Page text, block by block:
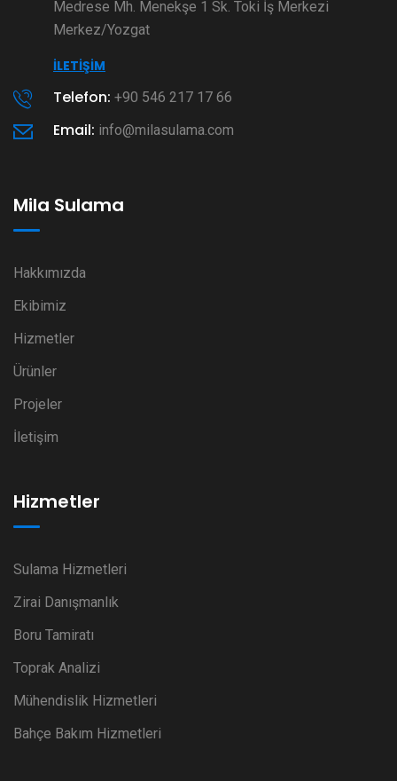
Medrese Mh. Menekşe 1 Sk. Toki İş Merkezi
Merkez/Yozgat
İLETIŞIM
Telefon: +90 546 217 17 66
Email: info@milasulama.com
Mila Sulama
Hakkımızda
Ekibimiz
Hizmetler
Ürünler
Projeler
İletişim
Hizmetler
Sulama Hizmetleri
Zirai Danışmanlık
Boru Tamiratı
Toprak Analizi
Mühendislik Hizmetleri
Bahçe Bakım Hizmetleri